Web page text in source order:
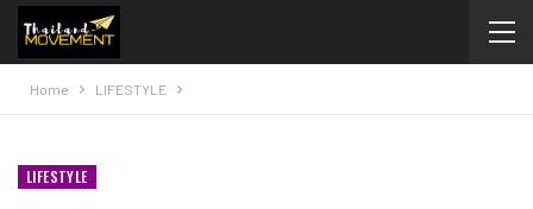
Home LIFESTYLE
LIFESTYLE